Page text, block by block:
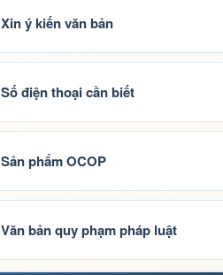
Xin ý kiến văn bản
Số điện thoại cần biết
Sản phẩm OCOP
Văn bản quy phạm pháp luật